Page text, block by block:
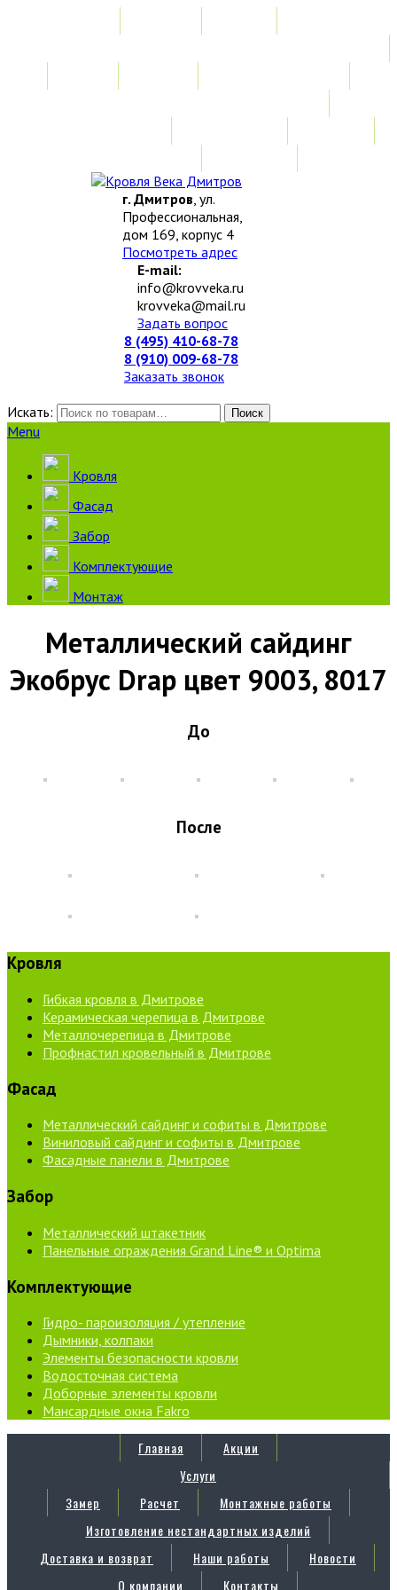
г. Дмитров, ул.
Профессиональная,
дом 169, корпус 4
Посмотреть адрес
E-mail:
info@krovveka.ru
krovveka@mail.ru
Задать вопрос
8 (495) 410-68-78
8 (910) 009-68-78
Заказать звонок
Искать:
Поиск
Menu
Кровля
Фасад
Забор
Комплектующие
Монтаж
Металлический сайдинг
Экобрус Drap цвет 9003, 8017
До
После
Кровля
Гибкая кровля в Дмитрове
Керамическая черепица в Дмитрове
Металлочерепица в Дмитрове
Профнастил кровельный в Дмитрове
Фасад
Металлический сайдинг и софиты в Дмитрове
Виниловый сайдинг и софиты в Дмитрове
Фасадные панели в Дмитрове
Забор
Металлический штакетник
Панельные ограждения Grand Line® и Optima
Комплектующие
Гидро- пароизоляция / утепление
Дымники, колпаки
Элементы безопасности кровли
Водосточная система
Доборные элементы кровли
Мансардные окна Fakro
Главная
Акции
Услуги
Замер
Расчет
Монтажные работы
Изготовление нестандартных изделий
Доставка и возврат
Наши работы
Новости
О компании
Контакты